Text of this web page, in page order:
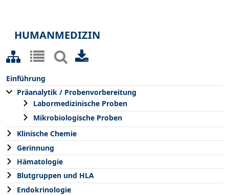
HUMANMEDIZIN
Einführung
Präanalytik / Probenvorbereitung
Labormedizinische Proben
Mikrobiologische Proben
Klinische Chemie
Gerinnung
Hämatologie
Blutgruppen und HLA
Endokrinologie